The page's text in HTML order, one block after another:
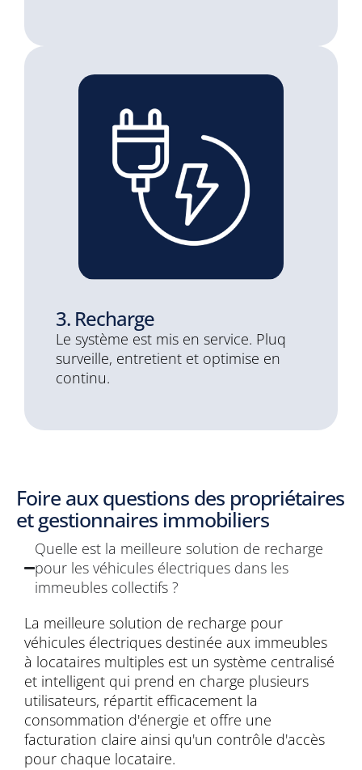
3. Recharge
Le système est mis en service. Pluq
surveille, entretient et optimise en
continu.
Foire aux questions des propriétaires
et gestionnaires immobiliers
Quelle est la meilleure solution de recharge
pour les véhicules électriques dans les
immeubles collectifs ?
La meilleure solution de recharge pour
véhicules électriques destinée aux immeubles
à locataires multiples est un système centralisé
et intelligent qui prend en charge plusieurs
utilisateurs, répartit efficacement la
consommation d'énergie et offre une
facturation claire ainsi qu'un contrôle d'accès
pour chaque locataire.